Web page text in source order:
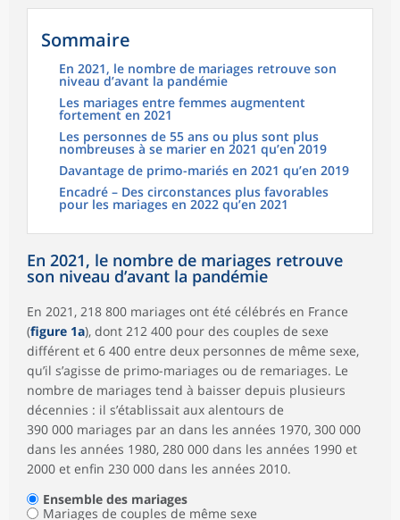
Sommaire
En 2021, le nombre de mariages retrouve son
niveau d’avant la pandémie
Les mariages entre femmes augmentent
fortement en 2021
Les personnes de 55 ans ou plus sont plus
nombreuses à se marier en 2021 qu’en 2019
Davantage de primo-mariés en 2021 qu’en 2019
Encadré – Des circonstances plus favorables
pour les mariages en 2022 qu’en 2021
En 2021, le nombre de mariages retrouve
son niveau d’avant la pandémie
En 2021, 218 800 mariages ont été célébrés en France
(figure 1a), dont 212 400 pour des couples de sexe
différent et 6 400 entre deux personnes de même sexe,
qu’il s’agisse de primo-mariages ou de remariages. Le
nombre de mariages tend à baisser depuis plusieurs
décennies : il s’établissait aux alentours de
390 000 mariages par an dans les années 1970, 300 000
dans les années 1980, 280 000 dans les années 1990 et
2000 et enfin 230 000 dans les années 2010.
Ensemble des mariages
Mariages de couples de même sexe